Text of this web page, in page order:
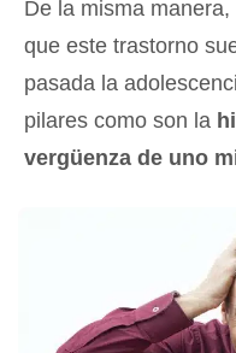
De la misma
que este trastorno
pasada la
pilares como son la
vergüenza de uno